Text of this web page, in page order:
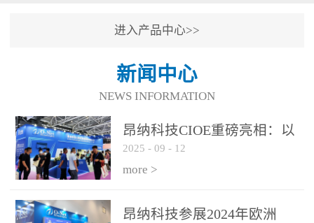
进入产品中心>>
新闻中心
NEWS INFORMATION
昂纳科技CIOE重磅亮相：以
光通信创新引擎，驱动AI与
算力互联新时代
2025 - 09 - 12
more >
昂纳科技参展2024年欧洲